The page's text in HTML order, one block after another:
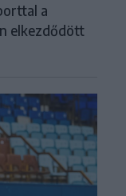
a
elkezdődött